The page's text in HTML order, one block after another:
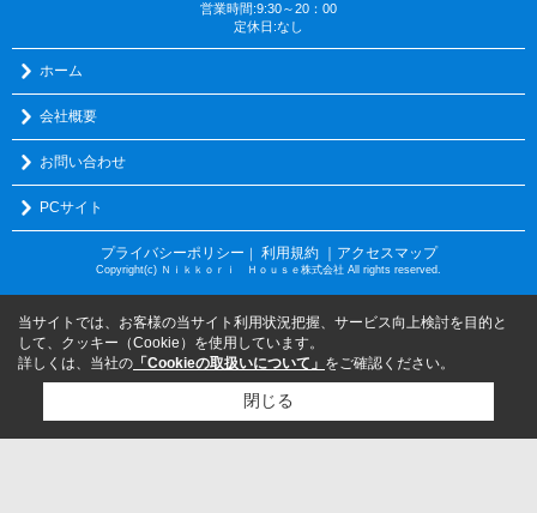
営業時間:9:30～20：00
定休日:なし
ホーム
会社概要
お問い合わせ
PCサイト
プライバシーポリシー 利用規約 ｜アクセスマップ
Copyright(c) Ｎｉｋｋｏｒｉ Ｈｏｕｓｅ株式会社 All rights reserved.
当サイトでは、お客様の当サイト利用状況把握、サービス向上検討を目的と
して、クッキー（Cookie）を使用しています。
詳しくは、当社の 「Cookieの取扱いについて」 をご確認ください。
閉じる